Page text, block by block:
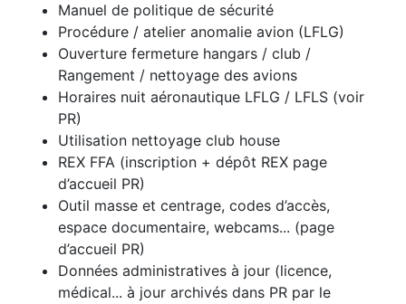
Manuel de politique de sécurité
Procédure / atelier anomalie avion (LFLG)
Ouverture fermeture hangars / club /
Rangement / nettoyage des avions
Horaires nuit aéronautique LFLG / LFLS (voir
PR)
Utilisation nettoyage club house
REX FFA (inscription + dépôt REX page
d’accueil PR)
Outil masse et centrage, codes d’accès,
espace documentaire, webcams... (page
d’accueil PR)
Données administratives à jour (licence,
médical... à jour archivés dans PR par le